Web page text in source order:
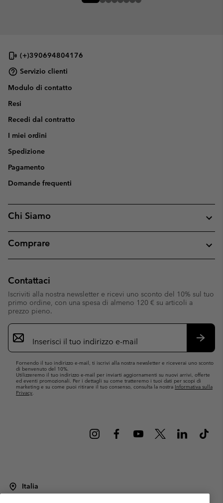
(+)390694804176
Servizio clienti
Modulo di contatto
Resi
Recedi dal contratto
I miei ordini
Spedizione
Pagamento
Domande frequenti
Chi Siamo
Comprare
Contattaci
Iscriviti alla nostra newsletter e ricevi uno sconto del 10% sul tuo
primo ordine, con una spesa di almeno 120 € su articoli a
prezzo pieno.
Iscrizione
e-
mail
Fornendo il tuo indirizzo e-mail, ti iscrivi alla nostra newsletter e riceverai uno sconto
di benvenuto del 10%.
Utilizzeremo il tuo indirizzo e-mail per inviarti aggiornamenti su nuovi arrivi, offerte
ed eventi promozionali. Per i dettagli su come tratteremo i tuoi dati per scopi di
marketing e su come puoi ritirare il tuo consenso, consulta la nostra Informativa sulla
Privacy.
Italia